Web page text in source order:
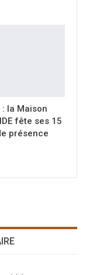
: la Maison
fête ses 15
présence